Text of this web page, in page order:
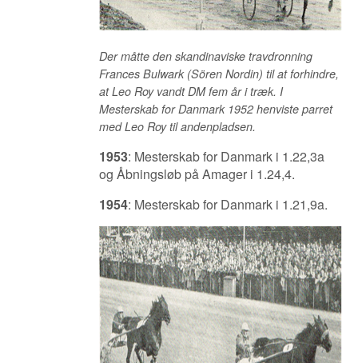
Der måtte den skandinaviske travdronning
Frances Bulwark (Sören Nordin) til at forhindre,
at Leo Roy vandt DM fem år i træk. I
Mesterskab for Danmark 1952 henviste parret
med Leo Roy til andenpladsen.
1953: Mesterskab for Danmark i 1.22,3a
og Åbningsløb på Amager i 1.24,4.
1954: Mesterskab for Danmark i 1.21,9a.